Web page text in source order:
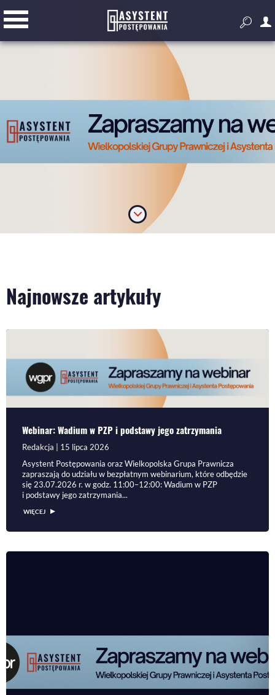
 
Przygotowanie i prowadzenie
postępowania
Dodatkowe narzędzia do pracy z
Wyszukiwarka zagranicznych
przetargów

Najnowsze artykuły
Webinar: Wadium w PZP i podstawy jego zatrzymania
Redakcja | 15 lipca 2026
Asystent Postępowania oraz Wielkopolska Grupa Prawnicza
zapraszają do udziału w bezpłatnym webinarium, które odbędzie
się 23.07.2026 r. w godz. 11:00–12:00: Wadium w PZP
i podstawy jego zatrzymania...
WIĘCEJ